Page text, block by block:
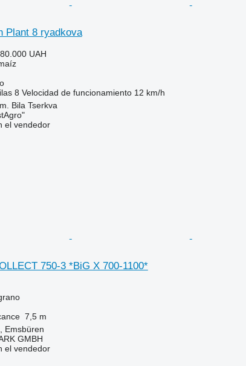
Plant 8 ryadkova
UAH
8 Velocidad de funcionamiento 12 km/h
Bila Tserkva
el vendedor
750-3 *BiG X 700-1100*
7,5 m
Emsbüren
GMBH
el vendedor